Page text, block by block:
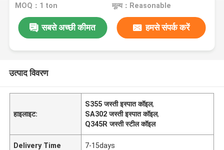
MOQ：1 ton मूल्य：Reasonable
सबसे अच्छी कीमत हमसे संपर्क करें
उत्पाद विवरण
हाइलाइट:
S355 जस्ती इस्पात कॉइल,
SA302 जस्ती इस्पात कॉइल,
Q345R जस्ती स्टील कॉइल
Delivery Time 7-15days